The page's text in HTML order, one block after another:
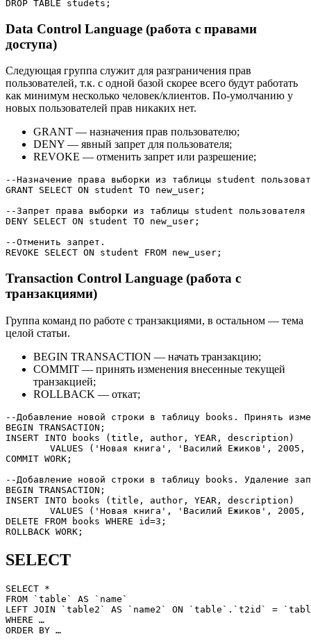
DROP TABLE studets;
Data Control Language (работа с правами
доступа)
Следующая группа служит для разграничения прав
пользователей, т.к. с одной базой скорее всего будут работать
как минимум несколько человек/клиентов. По-умолчанию у
новых пользователей прав никаких нет.
GRANT — назначения прав пользователю;
DENY — явный запрет для пользователя;
REVOKE — отменить запрет или разрешение;
--Назначение права выборки из таблицы student
GRANT SELECT ON student TO new_user;
--Запрет права выборки из таблицы student пользователя
DENY SELECT ON student TO new_user;
--Отменить запрет.
REVOKE
SELECT ON student FROM new_user;
Transaction Control Language (работа с
транзакциями)
Группа команд по работе с транзакциями, в остальном — тема
целой статьи.
BEGIN TRANSACTION — начать транзакцию;
COMMIT — принять изменения внесенные текущей
транзакцией;
ROLLBACK — откат;
--Добавление новой строки в таблицу books. Принять
BEGIN TRANSACTION
INSERT INTO books ( title , author , YEAR , description )
VALUES
( 'Новая книга' , 'Василий Ежиков' , 2005 ,
COMMIT WORK ;
--Добавление новой строки в таблицу books. Удаление
BEGIN TRANSACTION
INSERT INTO books ( title , author , YEAR , description )
VALUES
( 'Новая книга' , 'Василий Ежиков' , 2005 ,
DELETE
FROM books WHERE id=3
ROLLBACK WORK ;
SELECT
SELECT *
FROM
`table` AS
`name`
LEFT JOIN `table2` AS `name2` ON `table` . `t2id` =
WHERE
ORDER BY …